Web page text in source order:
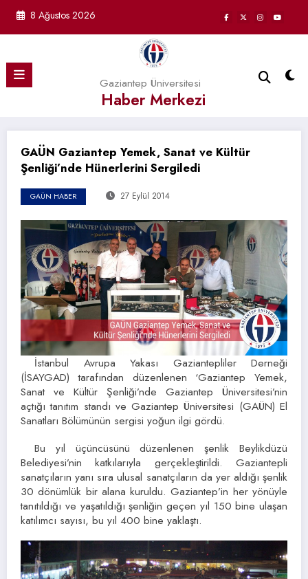
8 Ağustos 2026
Gaziantep Üniversitesi
Haber Merkezi
GAÜN Gaziantep Yemek, Sanat ve Kültür
Şenliği’nde Hünerlerini Sergiledi
GAÜN HABER 27 Eylül 2014
İstanbul Avrupa Yakası Gaziantepliler Derneği
(İSAYGAD) tarafından düzenlenen ‘Gaziantep Yemek,
Sanat ve Kültür Şenliği’nde Gaziantep Üniversitesi’nin
açtığı tanıtım standı ve Gaziantep Üniversitesi (GAÜN) El
Sanatları Bölümünün sergisi yoğun ilgi gördü.
Bu yıl üçüncüsünü düzenlenen şenlik Beylikdüzü
Belediyesi’nin katkılarıyla gerçekleştirildi. Gaziantepli
sanatçıların yanı sıra ulusal sanatçıların da yer aldığı şenlik
30 dönümlük bir alana kuruldu. Gaziantep’in her yönüyle
tanıtıldığı ve yaşatıldığı şenliğin geçen yıl 150 bine ulaşan
katılımcı sayısı, bu yıl 400 bine yaklaştı.